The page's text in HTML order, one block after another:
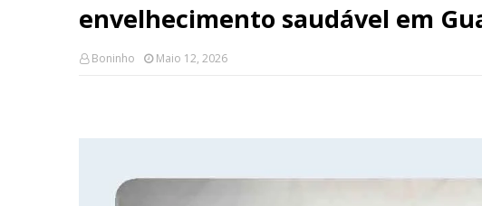
envelhecimento saudável em
Boninho Maio 12, 2026